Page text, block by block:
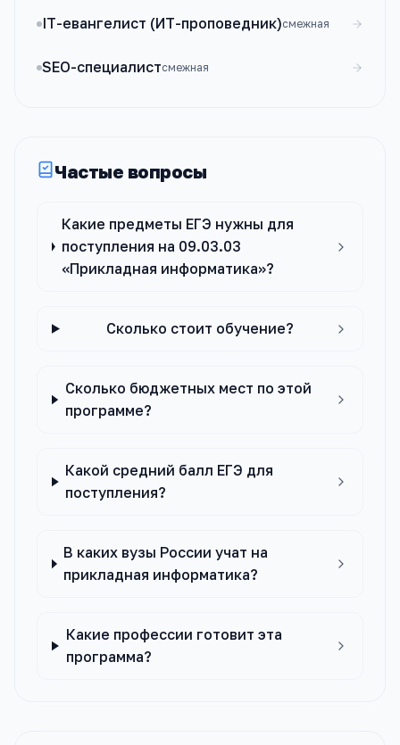
IT-евангелист (ИТ-проповедник)смежная
SEO-специалистсмежная
Частые вопросы
Какие предметы ЕГЭ нужны для
поступления на 09.03.03
«Прикладная информатика»?
Сколько стоит обучение?
Сколько бюджетных мест по этой
программе?
Какой средний балл ЕГЭ для
поступления?
В каких вузы России учат на
прикладная информатика?
Какие профессии готовит эта
программа?